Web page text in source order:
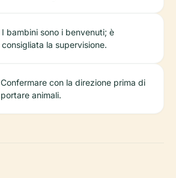
I bambini sono i benvenuti; è
consigliata la supervisione.
Confermare con la direzione prima di
portare animali.